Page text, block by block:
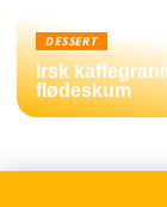
DESSERT
Irsk
flødeskum